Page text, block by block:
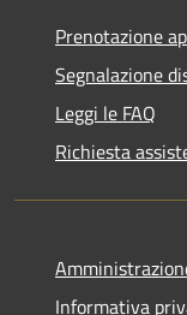
Prenotazione
Segnalazione
Leggi le FAQ
Richiesta
Informativa